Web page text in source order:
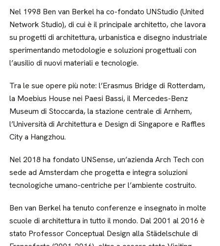
Nel 1998 Ben van Berkel ha co-fondato UNStudio (United
Network Studio), di cui è il principale architetto, che lavora
su progetti di architettura, urbanistica e disegno industriale
sperimentando metodologie e soluzioni progettuali con
l’ausilio di nuovi materiali e tecnologie.
Tra le sue opere più note: l’Erasmus Bridge di Rotterdam,
la Moebius House nei Paesi Bassi, il Mercedes-Benz
Museum di Stoccarda, la stazione centrale di Arnhem,
l’Università di Architettura e Design di Singapore e Raffles
City a Hangzhou.
Nel 2018 ha fondato UNSense, un’azienda Arch Tech con
sede ad Amsterdam che progetta e integra soluzioni
tecnologiche umano-centriche per l’ambiente costruito.
Ben van Berkel ha tenuto conferenze e insegnato in molte
scuole di architettura in tutto il mondo. Dal 2001 al 2016 è
stato Professor Conceptual Design alla Städelschule di